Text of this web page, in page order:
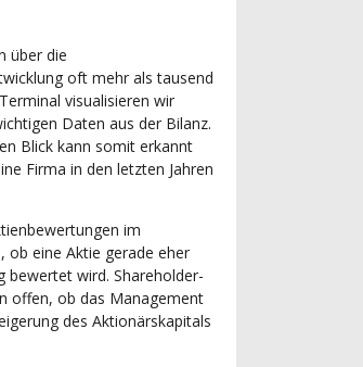
über die
oft mehr als tausend
visualisieren wir
Daten aus der Bilanz.
Blick kann somit erkannt
Firma in den letzten Jahren
im
ob eine Aktie gerade eher
bewertet wird. Shareholder-
offen, ob das Management
des Aktionärskapitals